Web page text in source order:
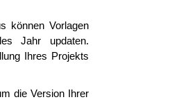
können Vorlagen
Jahr updaten.
Ihres Projekts
die Version Ihrer